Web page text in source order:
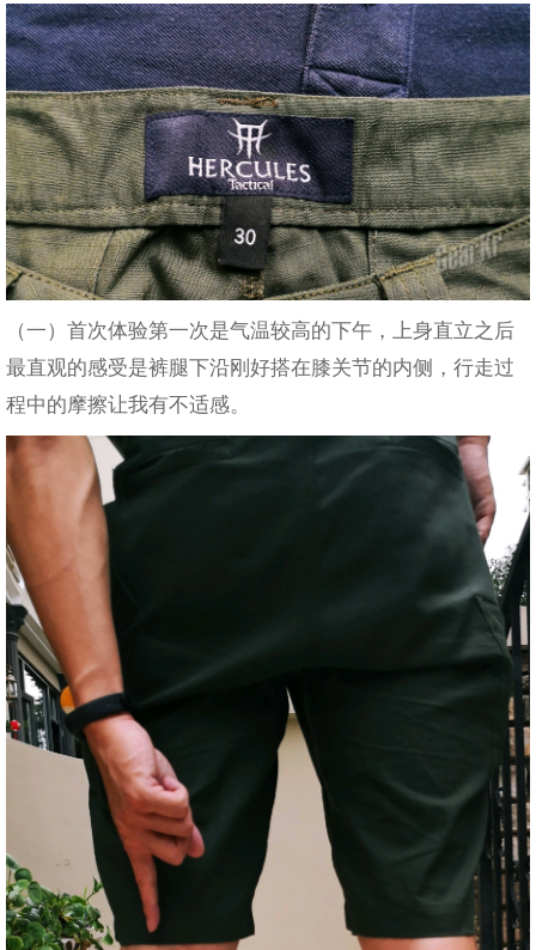
（一）首次体验第一次是气温较高的下午，上身直立之后
最直观的感受是裤腿下沿刚好搭在膝关节的内侧，行走过
程中的摩擦让我有不适感。